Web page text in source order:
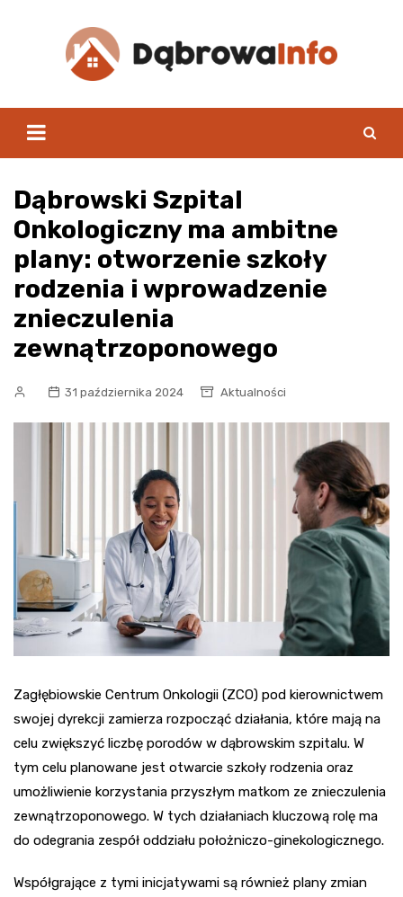
Dąbrowski Szpital
Onkologiczny ma ambitne
plany: otworzenie szkoły
rodzenia i wprowadzenie
znieczulenia
zewnątrzoponowego
31 października 2024 Aktualności
Zagłębiowskie Centrum Onkologii (ZCO) pod kierownictwem
swojej dyrekcji zamierza rozpocząć działania, które mają na
celu zwiększyć liczbę porodów w dąbrowskim szpitalu. W
tym celu planowane jest otwarcie szkoły rodzenia oraz
umożliwienie korzystania przyszłym matkom ze znieczulenia
zewnątrzoponowego. W tych działaniach kluczową rolę ma
do odegrania zespół oddziału położniczo-ginekologicznego.
Współgrające z tymi inicjatywami są również plany zmian